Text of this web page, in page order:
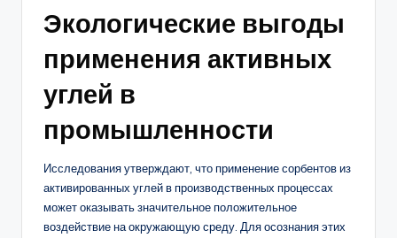
Экологические выгоды
применения активных
углей в
промышленности
Исследования утверждают, что применение сорбентов из
активированных углей в производственных процессах
может оказывать значительное положительное
воздействие на окружающую среду. Для осознания этих